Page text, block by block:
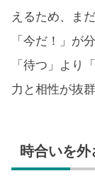
えるため、ま
「今だ！」が
「待つ」より
力と相性が抜群
時合いを